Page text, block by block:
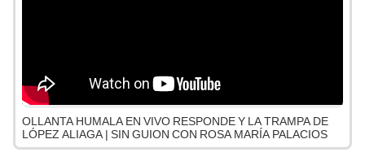
OLLANTA HUMALA EN VIVO RESPONDE Y LA TRAMPA DE
LÓPEZ ALIAGA | SIN GUION CON ROSA MARÍA PALACIOS